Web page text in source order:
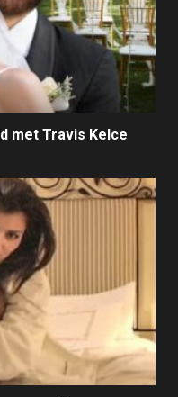
met Travis Kelce